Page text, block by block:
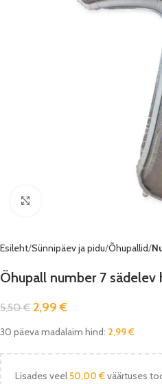
Esileht Sünnipäev ja pidu Õhupallid
Õhupall number 7
5,50€ 2,99€
30 päeva madalaim hind: 2,99€
Lisades veel50,00 €väärtuses